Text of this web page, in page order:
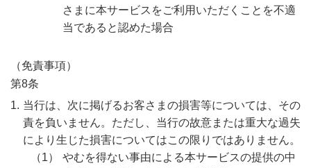
さまに本サービスをご利用いただくことを不適
当であると認めた場合
（免責事項）
第8条
当行は、次に掲げるお客さまの損害等については、その
責を負いません。ただし、当行の故意または重大な過失
により生じた損害についてはこの限りではありません。
やむを得ない事由による本サービスの提供の中